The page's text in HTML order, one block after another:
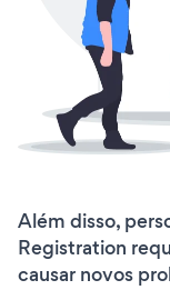
Além disso,
Registration
causar novos